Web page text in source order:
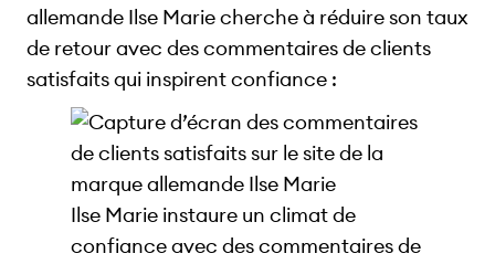
allemande Ilse Marie cherche à réduire son taux
de retour avec des commentaires de clients
satisfaits qui inspirent confiance :
Ilse Marie instaure un climat de
confiance avec des commentaires de